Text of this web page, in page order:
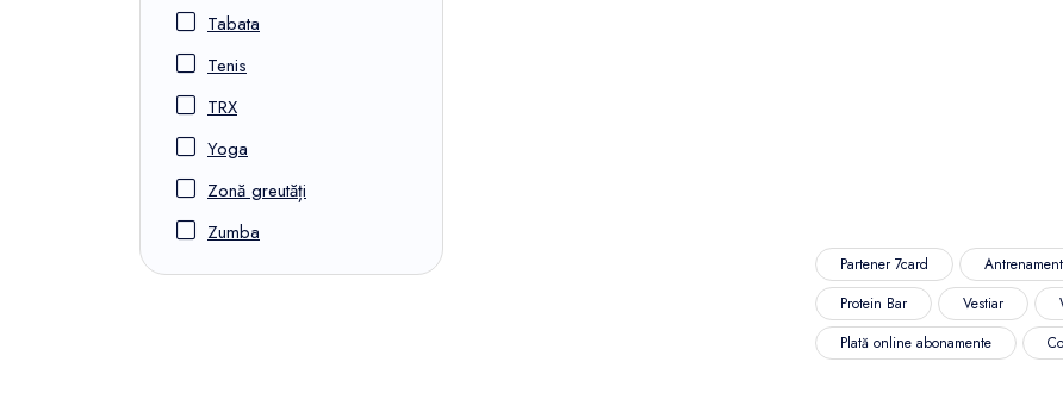
Tabata
Tenis
TRX
Yoga
Zonă greutăți
Zumba
Partener 7card
Protein Bar
Vestiar
Plată online abonamente